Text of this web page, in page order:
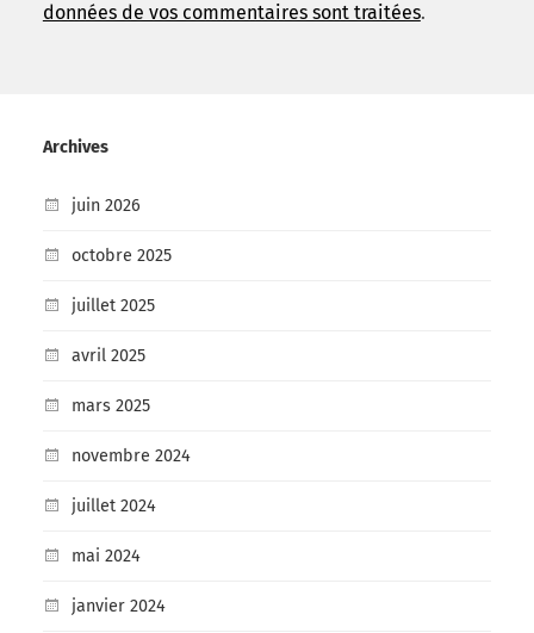
données de vos commentaires sont traitées.
Archives
juin 2026
octobre 2025
juillet 2025
avril 2025
mars 2025
novembre 2024
juillet 2024
mai 2024
janvier 2024